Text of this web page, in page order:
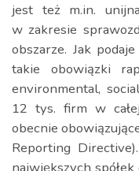
jest też m.in.
w zakresie
obszarze. Jak
takie obowiązki
environmental,
12 tys. firm w
obecnie
Reporting